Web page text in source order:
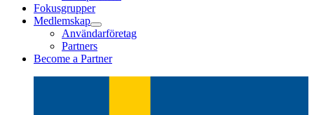
Fokusgrupper
Medlemskap
Användarföretag
Partners
Become a Partner